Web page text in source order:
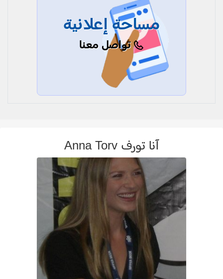
مساحة إعلانية
تواصل معنا
آنا تورف Anna Torv